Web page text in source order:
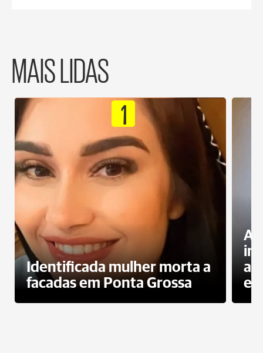
MAIS LIDAS
1
Identificada mulher morta a
facadas em Ponta Grossa